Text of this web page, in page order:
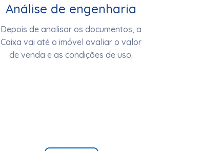
Análise de engenharia
Depois de analisar os documentos, a
Caixa vai até o imóvel avaliar o valor
de venda e as condições de uso.